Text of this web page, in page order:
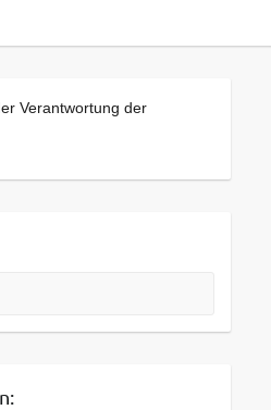
Verantwortung der